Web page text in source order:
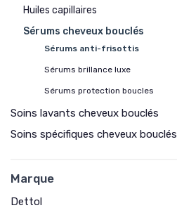
Huiles capillaires
Sérums cheveux bouclés
Sérums anti-frisottis
Sérums brillance luxe
Sérums protection boucles
Soins lavants cheveux bouclés
Soins spécifiques cheveux bouclés
Marque
Dettol